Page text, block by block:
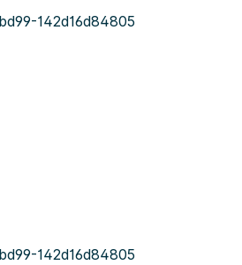
142d16d84805
142d16d84805